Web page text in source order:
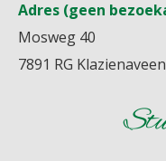
Adres (geen
Mosweg 40
7891 RG Klazienaveen